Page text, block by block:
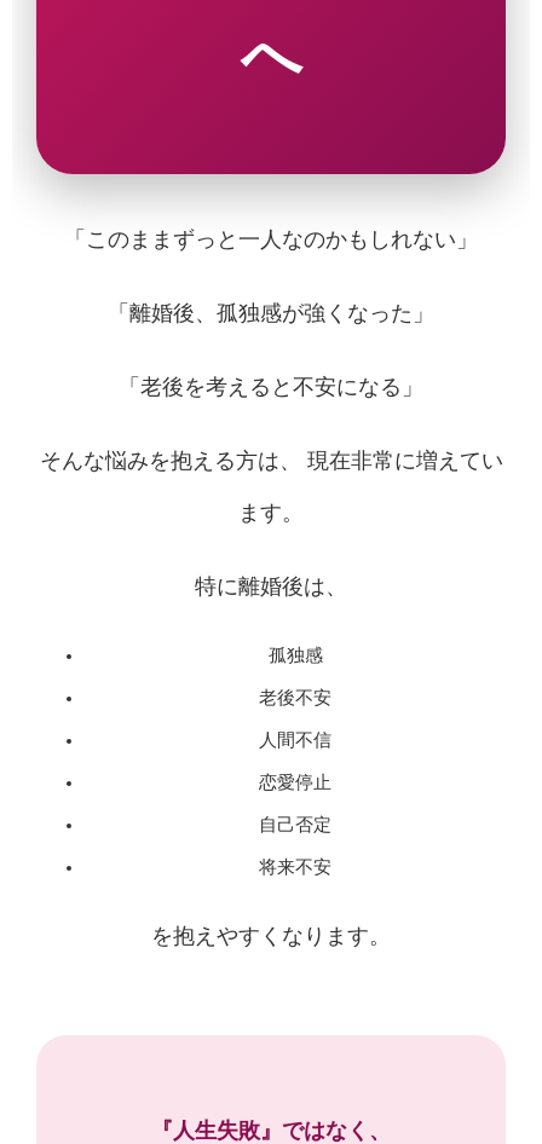
へ
「このままずっと一人なのかもしれない」
「離婚後、孤独感が強くなった」
「老後を考えると不安になる」
そんな悩みを抱える方は、 現在非常に増えてい
ます。
特に離婚後は、
孤独感
老後不安
人間不信
恋愛停止
自己否定
将来不安
を抱えやすくなります。
『人生失敗』ではなく、